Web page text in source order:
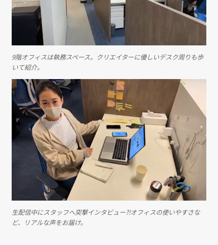
9階オフィスは執務スペース。クリエイターに優しいデスク周りも歩
いて紹介。
生配信中にスタッフへ突撃インタビュー?!オフィスの使いやすさな
ど、リアルな声をお届け。